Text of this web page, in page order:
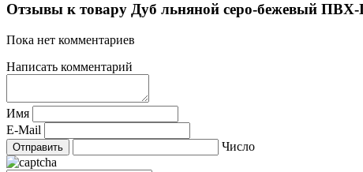
Отзывы к товару Дуб льняной серо-бежевый
Пока нет комментариев
Написать комментарий
Имя
E-Mail
Число